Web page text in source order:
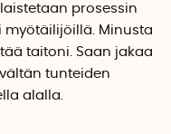
prosessin
myötäilijöillä. Minusta
taitoni. Saan jakaa
tunteiden
alalla.